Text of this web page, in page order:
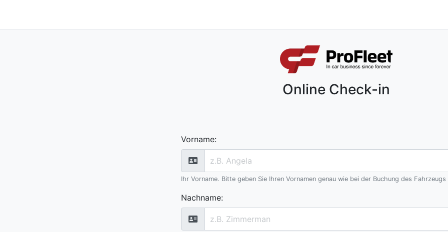
Online Check-in
Vorname:
Ihr Vorname. Bitte geben Sie Ihren Vornamen genau wie bei der Buchung des Fahrzeugs
Nachname: